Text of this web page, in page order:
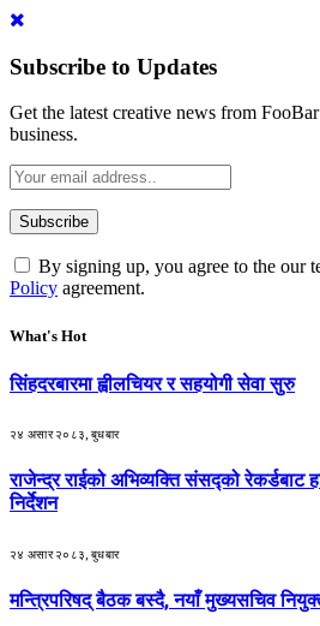
Subscribe to Updates
Get the latest creative news from
business.
By signing up, you agree to the our
Policy agreement.
What's Hot
सिंहदरबारमा ह्वीलचियर र सहयोगी सेवा सुरु
२४ असार २०८३, बुधबार
राजेन्द्र राईको अभिव्यक्ति संसद्को रेकर्डबाट
निर्देशन
२४ असार २०८३, बुधबार
मन्त्रिपरिषद् बैठक बस्दै, नयाँ मुख्यसचिव